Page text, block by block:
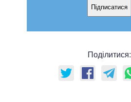
Підписатися
Поділитися: